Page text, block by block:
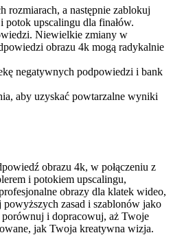
rozmiarach, a następnie zablokuj
potok upscalingu dla finałów.
Niewielkie zmiany w
obrazu 4k mogą radykalnie
negatywnych podpowiedzi i bank
aby uzyskać powtarzalne wyniki
obrazu 4k, w połączeniu z
i potokiem upscalingu,
obrazy dla klatek wideo,
zasad i szablonów jako
porównuj i dopracowuj, aż Twoje
jak Twoja kreatywna wizja.